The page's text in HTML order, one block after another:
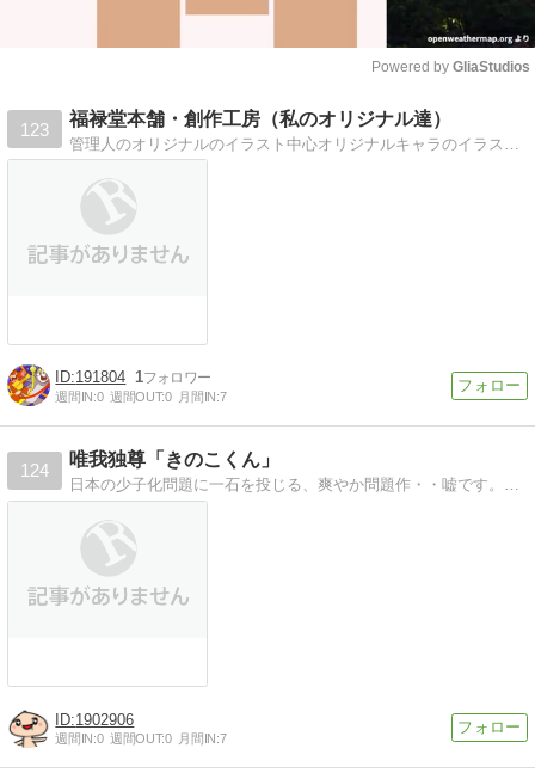
Powered by GliaStudios
123
福禄堂本舗・創作工房（私のオリジナル達）
191804 1
週間IN:0 週間OUT:0 月間IN:7
124
唯我独尊「きのこくん」
日本の少子化問題に一石を投じる、爽やか問題作・・嘘です。現代社会のもやもやをきのこくんが一刀両断！妙齢女子きのこやコミュ症うさぎも登場のわちゃわちゃ漫画です。
1902906
週間IN:0 週間OUT:0 月間IN:7